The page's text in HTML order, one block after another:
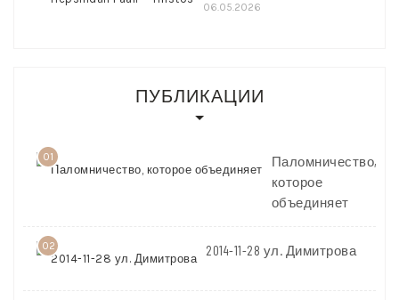
06.05.2026
ПУБЛИКАЦИИ
01
Паломничество,
которое
объединяет
02 2014-11-28 ул. Димитрова